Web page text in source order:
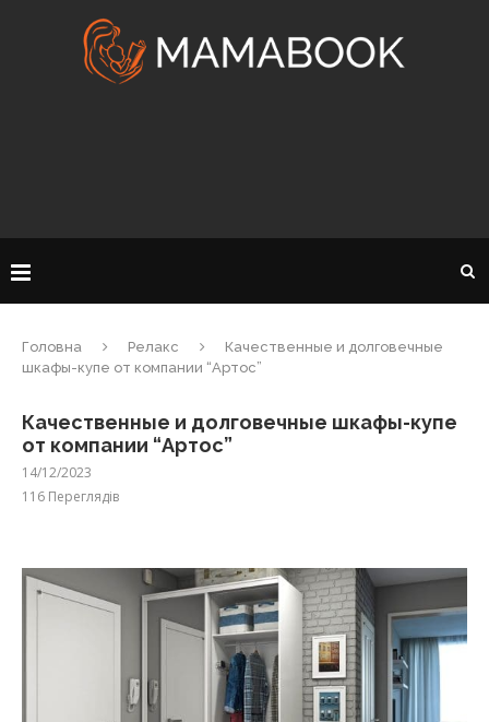
Головна Релакс
Качественные и долговечные
шкафы-купе от компании “Артос”
Качественные и долговечные шкафы-купе
от компании “Артос”
14/12/2023
116 Переглядів